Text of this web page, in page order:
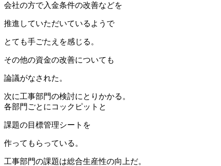
会社の方で入金条件の改善などを
推進していただいているようで
とても手ごたえを感じる。
その他の資金の改善についても
論議がなされた。
次に工事部門の検討にとりかかる。
各部門ごとにコックピットと
課題の目標管理シートを
作ってもらっている。
工事部門の課題は総合生産性の向上だ。